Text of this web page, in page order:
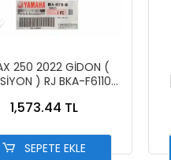
250 2022 GİDON (
) RJ BKA-F6110-
1,573.44 TL
SEPETE EKLE